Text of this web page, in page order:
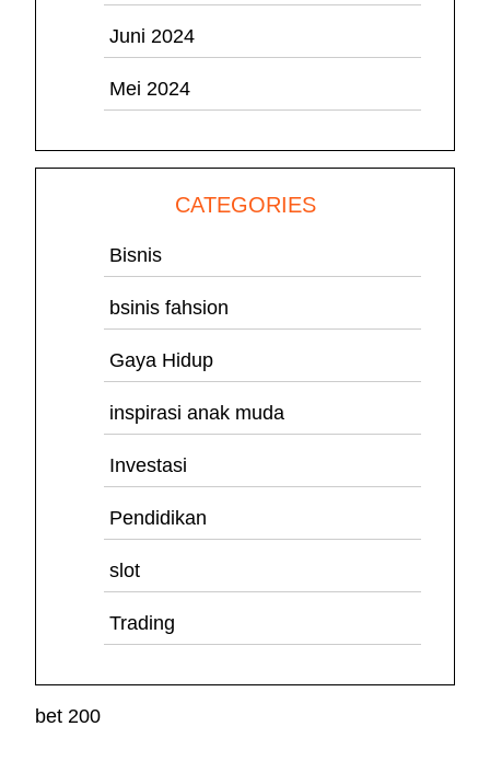
Juni 2024
Mei 2024
CATEGORIES
Bisnis
bsinis fahsion
Gaya Hidup
inspirasi anak muda
Investasi
Pendidikan
slot
Trading
bet 200